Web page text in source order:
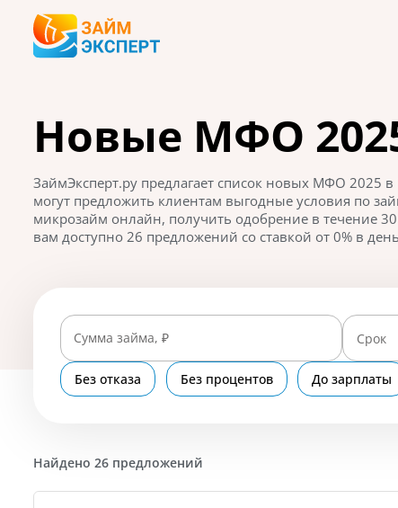
Новые МФО
ЗаймЭксперт.ру предлагает список новых МФО 2025
могут предложить клиентам выгодные условия по
микрозайм онлайн, получить одобрение в течение
вам доступно 26 предложений со ставкой от 0% в
Сумма займа, ₽ Срок
Без отказа Без процентов До зарплаты
Найдено 26 предложений